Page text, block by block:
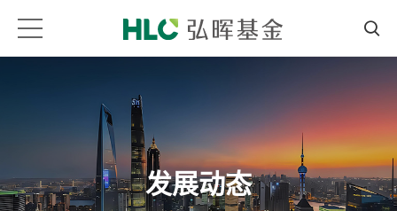
发展动态